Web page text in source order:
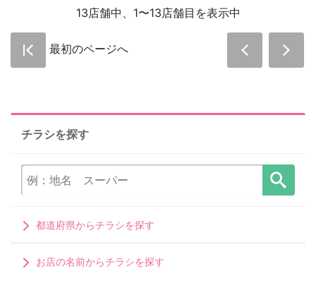
13店舗中、1〜13店舗目を表示中
最初のページへ
チラシを探す
都道府県からチラシを探す
お店の名前からチラシを探す